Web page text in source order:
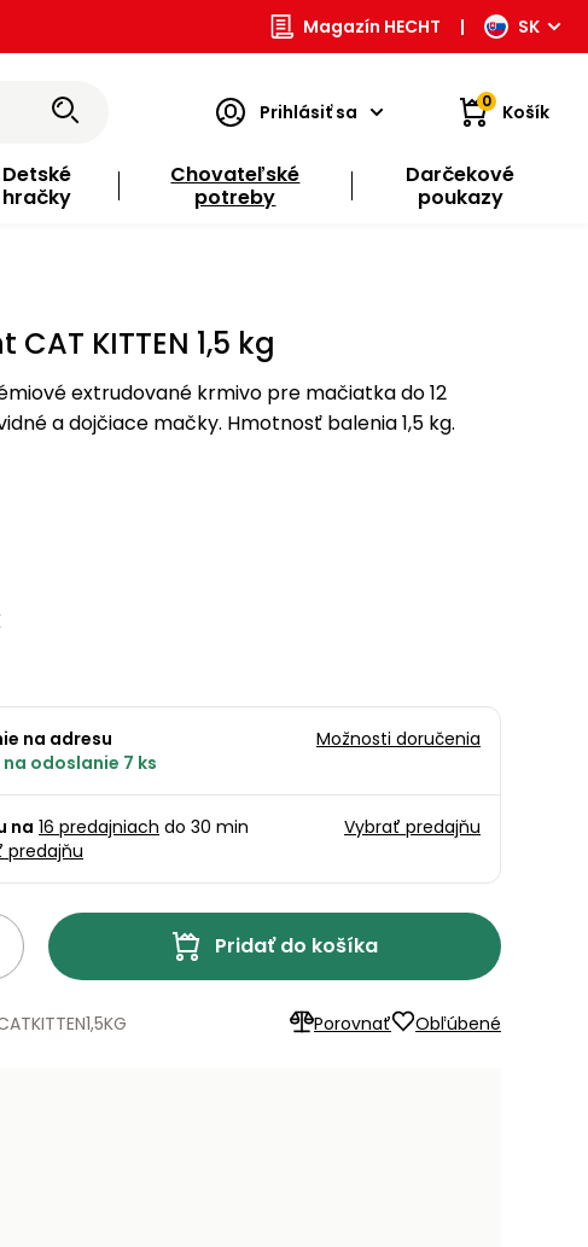
Magazín HECHT | SK
Prihlásiť sa 0 Košík
Detské
hračky
Chovateľské
potreby
Darčekové
poukazy
KITTEN 1,5 kg
extrudované krmivo pre mačiatka do 12
a dojčiace mačky. Hmotnosť balenia 1,5 kg.
na adresu
odoslanie 7 ks
Možnosti doručenia
na 16 predajniach do 30 min
predajňu
Vybrať predajňu
Pridať do košíka
Porovnať Obľúbené